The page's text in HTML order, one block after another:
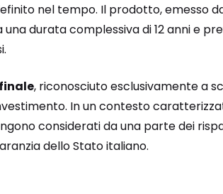
nel tempo. Il prodotto, emesso
durata complessiva di 12 anni e
, riconosciuto esclusivamente a
In un contesto
considerati da una parte dei
dello Stato italiano.